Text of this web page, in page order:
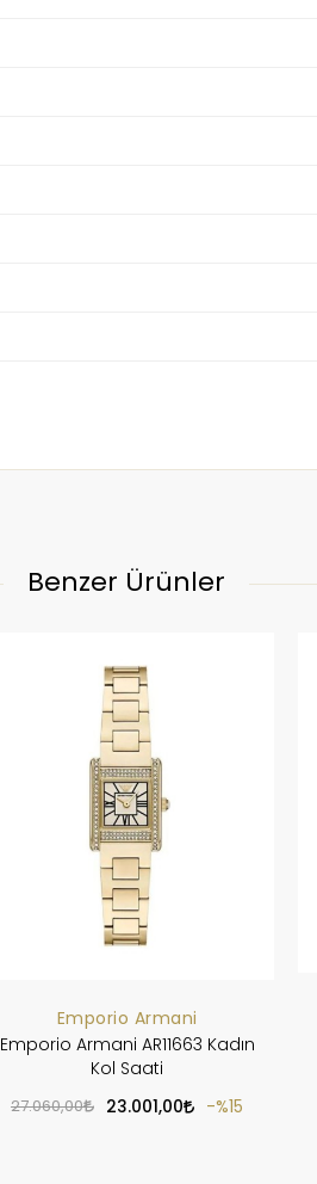
Benzer Ürünler
Emporio Armani
Emporio Armani AR11663 Kadın
Kol Saati
27.060,00 23.001,00 %15